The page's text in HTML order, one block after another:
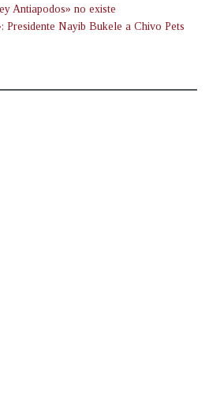
Antiapodos» no existe
Presidente Nayib Bukele a Chivo Pets